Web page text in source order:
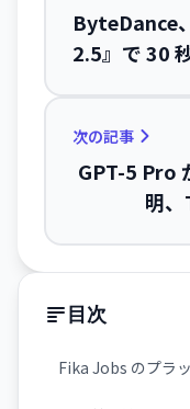
ByteDance
2.5』で 30
次の記事
GPT-5 Pro
明
目次
Fika Jobs のプラ